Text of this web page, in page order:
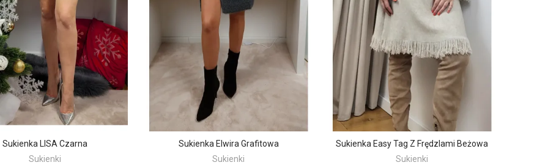
Sukienka LISA Czarna
Sukienki
Sukienka Elwira Grafitowa
Sukienki
Sukienka Easy Tag Z Frędzlami Beżowa
Sukienki